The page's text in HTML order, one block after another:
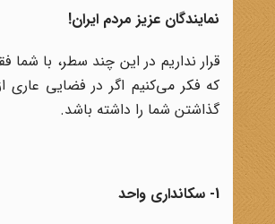
نمایندگان عزیز مردم ایران!
قرار نداریم در این چند سطر، با
که فکر می‌کنیم اگر در فضایی عاری
گذاشتن شما را داشته باشد.
1- سکانداری واحد